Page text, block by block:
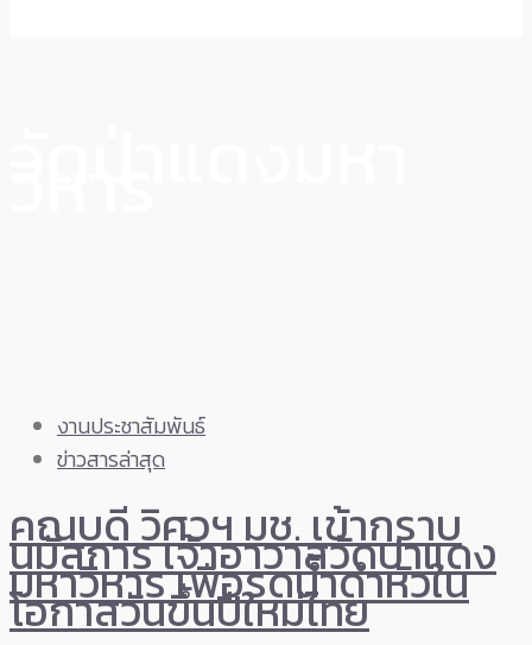
งานประชาสัมพันธ์
ข่าวสารล่าสุด
คณบดี วิศวฯ มช. เข้ากราบ
นมัสการ เจ้าอาวาสวัดป่าแดง
มหาวิหาร เพื่อรดน้ำดำหัวใน
โอกาสวันขึ้นปีใหม่ไทย